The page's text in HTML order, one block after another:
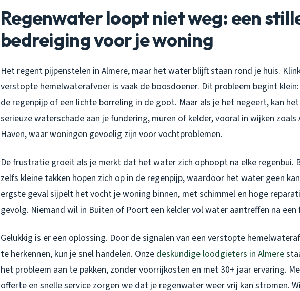
Regenwater loopt niet weg: een
bedreiging voor je woning
Het regent pijpenstelen in Almere, maar het water blijft staan rond je huis.
verstopte hemelwaterafvoer is vaak de boosdoener. Dit probleem begint
de regenpijp of een lichte borreling in de goot. Maar als je het negeert, kan
serieuze waterschade aan je fundering, muren of kelder, vooral in wijken zoals
Haven, waar woningen gevoelig zijn voor vochtproblemen.
De frustratie groeit als je merkt dat het water zich ophoopt na elke regenbui.
zelfs kleine takken hopen zich op in de regenpijp, waardoor het water geen
ergste geval sijpelt het vocht je woning binnen, met schimmel en hoge
gevolg. Niemand wil in Buiten of Poort een kelder vol water aantreffen na
Gelukkig is er een oplossing. Door de signalen van een verstopte
te herkennen, kun je snel handelen. Onze deskundige loodgieters in Almere
het probleem aan te pakken, zonder voorrijkosten en met 30+ jaar ervaring.
offerte en snelle service zorgen we dat je regenwater weer vrij kan stromen.